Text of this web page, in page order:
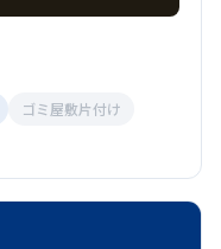
ゴミ屋敷片付け